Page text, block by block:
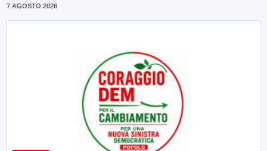
7 AGOSTO 2026